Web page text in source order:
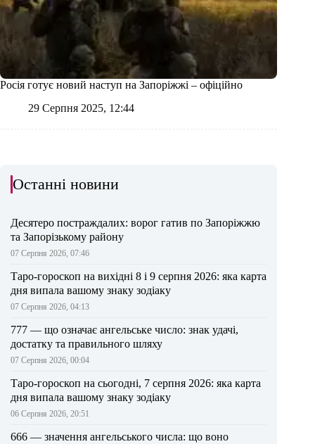
Росія готує новий наступ на Запоріжжі – офіційно
29 Серпня 2025, 12:44
Останні новини
Десятеро постраждалих: ворог гатив по Запоріжжю
та Запорізькому району
07 Серпня 2026, 07:46
Таро-гороскоп на вихідні 8 і 9 серпня 2026: яка карта
дня випала вашому знаку зодіаку
07 Серпня 2026, 04:13
777 — що означає ангельське число: знак удачі,
достатку та правильного шляху
07 Серпня 2026, 00:04
Таро-гороскоп на сьогодні, 7 серпня 2026: яка карта
дня випала вашому знаку зодіаку
06 Серпня 2026, 20:51
666 — значення ангельського числа: що воно